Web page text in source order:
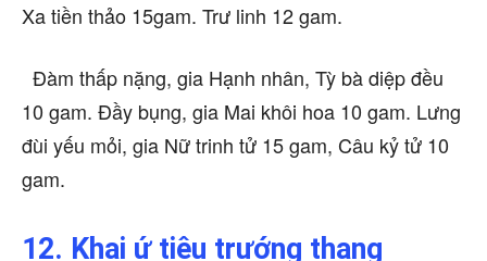
Xa tiền thảo 15gam. Trư linh 12 gam.
Đàm thấp nặng, gia Hạnh nhân, Tỳ bà diệp đều
10 gam. Đầy bụng, gia Mai khôi hoa 10 gam. Lưng
đùi yếu mỏi, gia Nữ trinh tử 15 gam, Câu kỷ tử 10
gam.
12. Khai ứ tiêu trướng thang